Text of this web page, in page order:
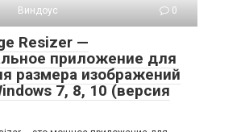
Виндоус 0
Resizer —
приложение для
размера изображений
7, 8, 10 (версия